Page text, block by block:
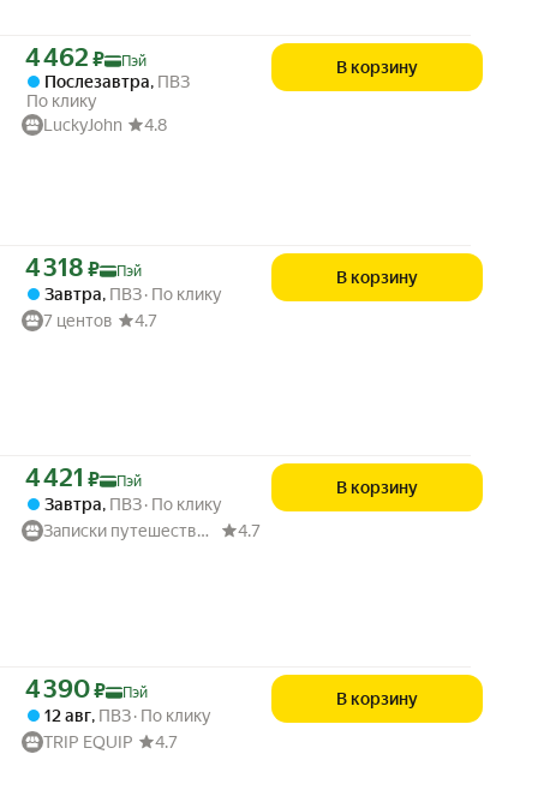
Цена с картой Яндекс Пэй 4462 ₽ вместо
4 462 ₽ Пэй
Послезавтра, ПВЗ
По клику
LuckyJohn
4.8
В корзину
Цена с картой Яндекс Пэй 4318 ₽ вместо
4 318 ₽ Пэй
Завтра, ПВЗ По клику
7 центов
4.7
В корзину
Цена с картой Яндекс Пэй 4421 ₽ вместо
4 421 ₽ Пэй
Завтра, ПВЗ По клику
Записки путешественника
4.7
В корзину
Цена с картой Яндекс Пэй 4390 ₽ вместо
4 390₽ Пэй
12 авг, ПВЗ По клику
TRIP EQUIP
4.7
В корзину